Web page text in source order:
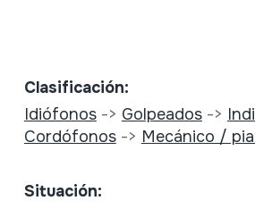
Clasificación:
Idiófonos-> Golpeados->
Cordófonos-> Mecánico /
Situación: